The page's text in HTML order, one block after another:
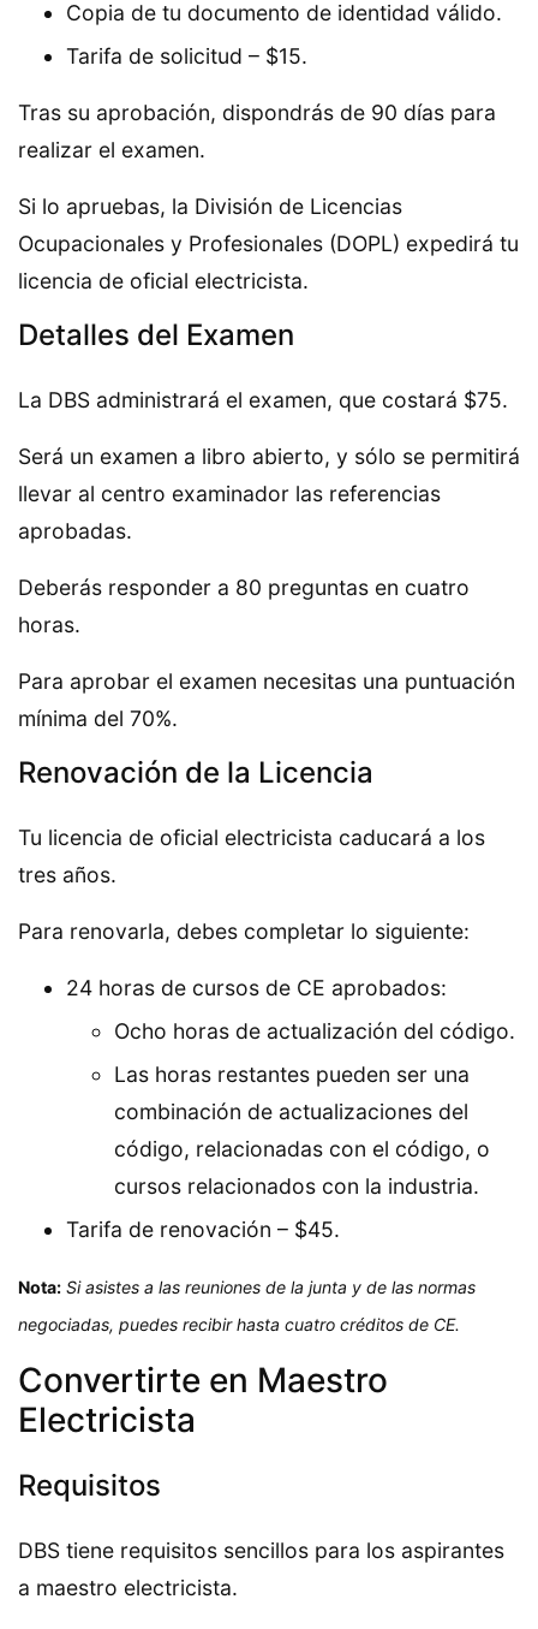
Copia de tu documento de identidad válido.
Tarifa de solicitud – $15.
Tras su aprobación, dispondrás de 90 días para
realizar el examen.
Si lo apruebas, la División de Licencias
Ocupacionales y Profesionales (DOPL) expedirá tu
licencia de oficial electricista.
Detalles del Examen
La DBS administrará el examen, que costará $75.
Será un examen a libro abierto, y sólo se permitirá
llevar al centro examinador las referencias
aprobadas.
Deberás responder a 80 preguntas en cuatro
horas.
Para aprobar el examen necesitas una puntuación
mínima del 70%.
Renovación de la Licencia
Tu licencia de oficial electricista caducará a los
tres años.
Para renovarla, debes completar lo siguiente:
24 horas de cursos de CE aprobados:
Ocho horas de actualización del código.
Las horas restantes pueden ser una
combinación de actualizaciones del
código, relacionadas con el código, o
cursos relacionados con la industria.
Tarifa de renovación – $45.
Nota: Si asistes a las reuniones de la junta y de las normas
negociadas, puedes recibir hasta cuatro créditos de CE.
Convertirte en Maestro
Electricista
Requisitos
DBS tiene requisitos sencillos para los aspirantes
a maestro electricista.